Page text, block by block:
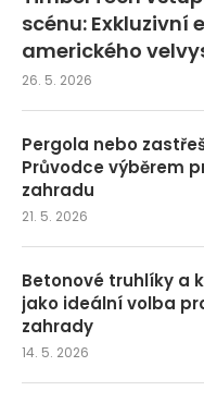
scénu: Exkluzivní
amerického
26. 5. 2026
Pergola nebo
Průvodce výběrem
zahradu
21. 5. 2026
Betonové truhlíky a
jako ideální volba
zahrady
14. 5. 2026